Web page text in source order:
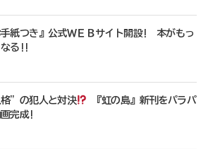
手紙つき』公式ＷＥＢサイト開設! 本がもっ
る!!
格”の犯人と対決
『虹の島』新刊をパラパ
完成!